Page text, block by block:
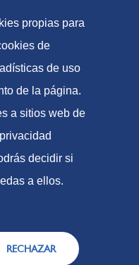
y Marcas, 2023
propias para
de
de uso
de la página.
a sitios web de
decidir si
a ellos.
RECHAZAR